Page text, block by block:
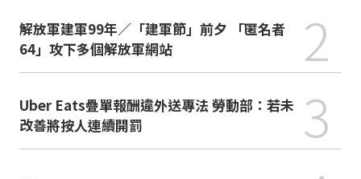
解放軍建軍99年／「建軍節」前夕 「匿名者
64」攻下多個解放軍網站
2
Uber Eats疊單報酬違外送專法 勞動部：若未
改善將按人連續開罰
3